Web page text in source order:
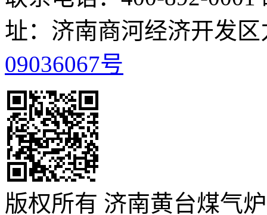
址：济南商河经济开发
09036067号
版权所有 济南黄台煤气